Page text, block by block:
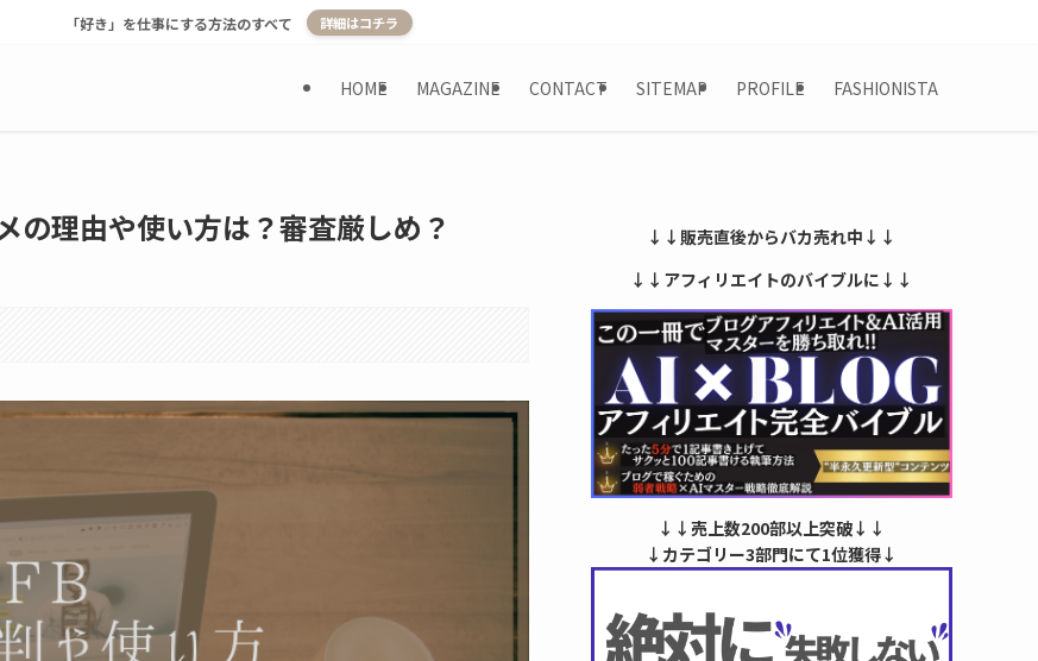
「好き」を仕事にする方法のすべて 詳細はコチラ
HOME MAGAZINE CONTACT SITEMAP PROFILE FASHIONISTA
理由や使い方は？審査厳しめ？
↓↓販売直後からバカ売れ中↓↓
↓↓アフィリエイトのバイブルに↓↓
↓↓売上数200部以上突破↓↓
↓カテゴリー3部門にて1位獲得↓